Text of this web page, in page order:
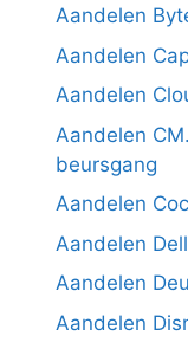
Aandelen
Aandelen
Aandelen
Aandelen
beursgang
Aandelen
Aandelen
Aandelen
Aandelen